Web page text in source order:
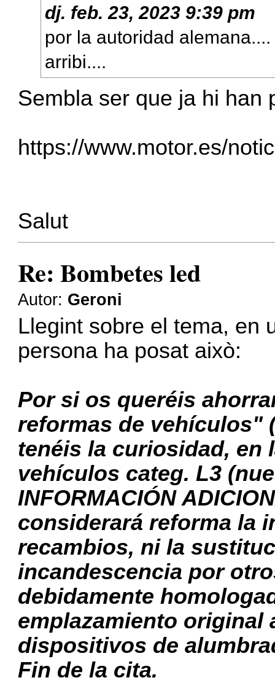
dj. feb. 23, 2023 9:39 pm
por la autoridad
arribi....
Sembla ser que ja hi han
https://www.motor.es/
Salut
Re: Bombetes led
Autor: Geroni
Llegint sobre el tema, en
persona ha posat això:
Por si os queréis
reformas de vehículos"
tenéis la curiosidad, en
vehículos categ. L3
INFORMACIÓN
considerará reforma la
recambios, ni la
incandescencia por
debidamente
emplazamiento original
dispositivos de
Fin de la cita.